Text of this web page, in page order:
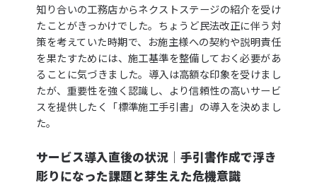
知り合いの工務店からネクストステージの紹介を受け
たことがきっかけでした。ちょうど民法改正に伴う対
策を考えていた時期で、お施主様への契約や説明責任
を果たすためには、施工基準を整備しておく必要があ
ることに気づきました。導入は高額な印象を受けまし
たが、重要性を強く認識し、より信頼性の高いサービ
スを提供したく「標準施工手引書」の導入を決めまし
た。
サービス導入直後の状況│手引書作成で浮き
彫りになった課題と芽生えた危機意識